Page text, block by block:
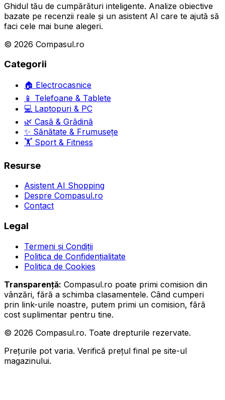
Ghidul tău de cumpărături inteligente. Analize obiective
bazate pe recenzii reale și un asistent AI care te ajută să
faci cele mai bune alegeri.
© 2026 Compasul.ro
Categorii
🏠 Electrocasnice
📱 Telefoane & Tablete
💻 Laptopuri & PC
🌿 Casă & Grădină
✨ Sănătate & Frumusețe
🏋️ Sport & Fitness
Resurse
Asistent AI Shopping
Despre Compasul.ro
Contact
Legal
Termeni și Condiții
Politica de Confidențialitate
Politica de Cookies
Transparență: Compasul.ro poate primi comision din
vânzări, fără a schimba clasamentele. Când cumperi
prin link-urile noastre, putem primi un comision, fără
cost suplimentar pentru tine.
© 2026 Compasul.ro. Toate drepturile rezervate.
Prețurile pot varia. Verifică prețul final pe site-ul
magazinului.